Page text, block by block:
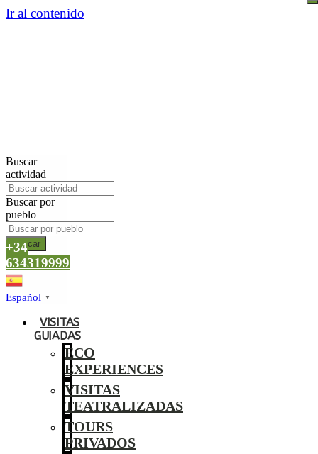
Ir al contenido
Buscar
actividad
Buscar por
pueblo
Buscar
+34
634319999
Español ▼
VISITAS
GUIADAS
ECO
EXPERIENCES
VISITAS
TEATRALIZADAS
TOURS
PRIVADOS